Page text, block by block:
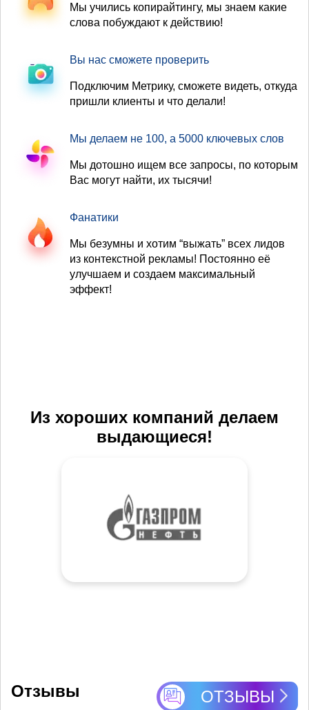
Мы учились копирайтингу, мы знаем какие
слова побуждают к действию!
Вы нас сможете проверить
Подключим Метрику, сможете видеть, откуда
пришли клиенты и что делали!
Мы делаем не 100, а 5000 ключевых слов
Мы дотошно ищем все запросы, по которым
Вас могут найти, их тысячи!
Фанатики
Мы безумны и хотим “выжать” всех лидов
из контекстной рекламы! Постоянно её
улучшаем и создаем максимальный
эффект!
Из хороших компаний делаем
выдающиеся!
Отзывы ОТЗЫВЫ